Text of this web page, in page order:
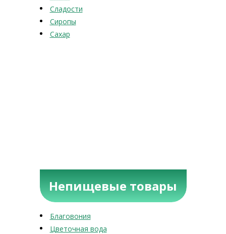
Сладости
Сиропы
Сахар
Непищевые товары
Благовония
Цветочная вода